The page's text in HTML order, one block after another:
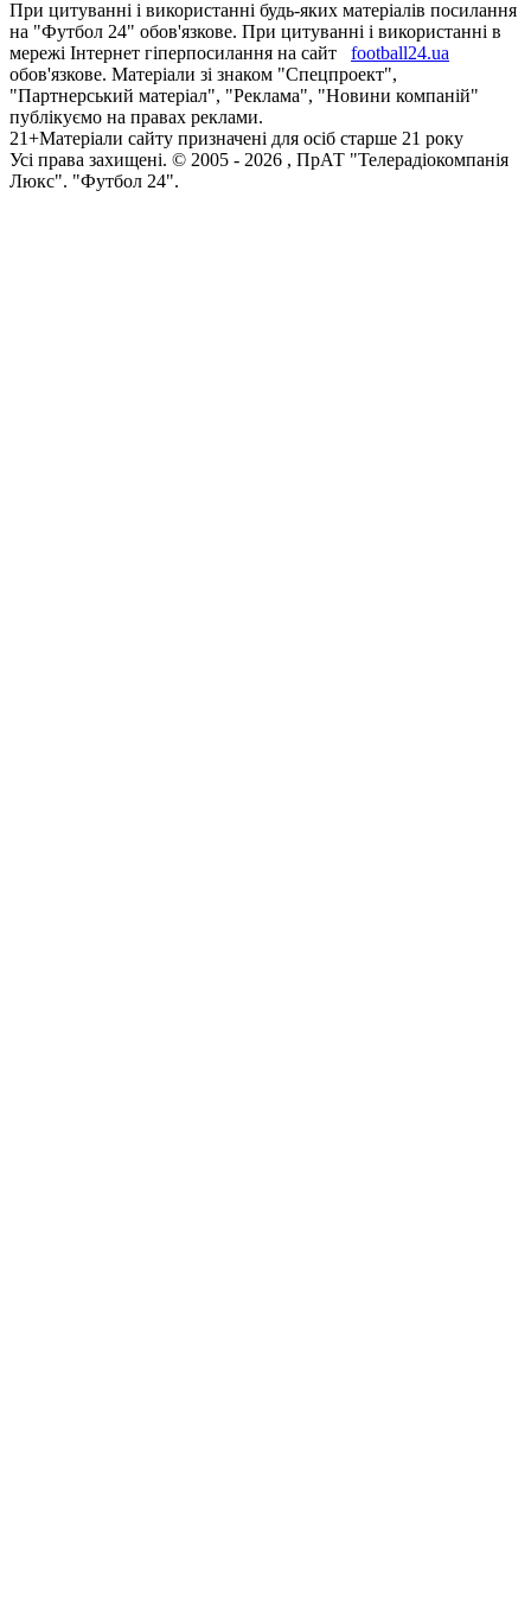
При цитуванні і використанні будь-яких матеріалів посилання
на "Футбол 24" обов'язкове. При цитуванні і використанні в
мережі Інтернет гіперпосилання на сайт
football24.ua
обов'язкове. Матеріали зі знаком "Спецпроект",
"Партнерський матеріал", "Реклама", "Новини компаній"
публікуємо на правах реклами.
21+Матеріали сайту призначені для осіб старше 21 року
Усi права захищенi. © 2005 - 2026 , ПрАТ "Телерадіокомпанія
Люкс". "Футбол 24".